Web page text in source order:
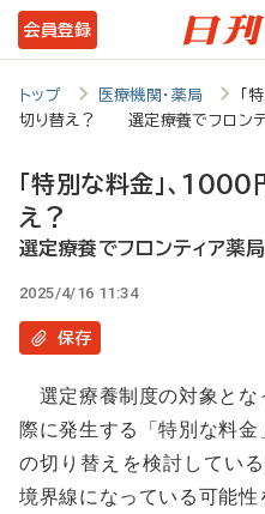
メ
イ
ン
ツ
に
会員登録
トップ 医療機関・薬局
「
切り替え？ 選定療養でフロンテ
「特別な料金」、
え？
選定療養でフロンティア薬
2025/4/16 11:34
保存
選定療養制度の対象とな
際に発生する「特別な料
の切り替えを検討してい
境界線になっている可能